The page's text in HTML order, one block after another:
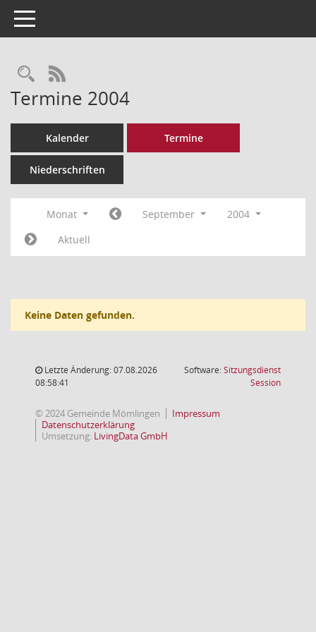
Toggle navigation
Rechercheauswahl
RSS-Feed
Termine 2004
Kalender Termine
Niederschriften
Monat September
2004
Aktuell
Keine Daten gefunden.
Letzte Änderung: 07.08.2026
08:58:41
Software:Sitzungsdienst
Session(Wird in
© 2024 Gemeinde Mömlingen
Impressum
Datenschutzerklärung
Umsetzung: LivingData GmbH